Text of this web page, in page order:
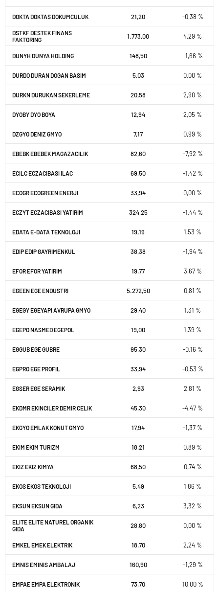
DOKTA DOKTAS DOKUMCULUK 21,20 -0,38 %
DSTKF DESTEK FINANS
FAKTORING
1.773,00 4,29 %
DUNYH DUNYA HOLDING 148,50 -1,66 %
DURDO DURAN DOGAN BASIM 5,03 0,00 %
DURKN DURUKAN SEKERLEME 20,58 2,90 %
DYOBY DYO BOYA 12,94 2,05 %
DZGYO DENIZ GMYO 7,17 0,99 %
EBEBK EBEBEK MAGAZACILIK 82,60 -7,92 %
ECILC ECZACIBASI ILAC 69,50 -1,42 %
ECOGR ECOGREEN ENERJI 33,94 0,00 %
ECZYT ECZACIBASI YATIRIM 324,25 -1,44 %
EDATA E-DATA TEKNOLOJI 19,19 1,53 %
EDIP EDIP GAYRIMENKUL 38,38 -1,94 %
EFOR EFOR YATIRIM 19,77 3,67 %
EGEEN EGE ENDUSTRI 5.272,50 0,81 %
EGEGY EGEYAPI AVRUPA GMYO 29,40 1,31 %
EGEPO NASMED EGEPOL 19,00 1,39 %
EGGUB EGE GUBRE 95,30 -0,16 %
EGPRO EGE PROFIL 33,94 -0,53 %
EGSER EGE SERAMIK 2,93 2,81 %
EKDMR EKINCILER DEMIR CELIK 45,30 -4,47 %
EKGYO EMLAK KONUT GMYO 17,94 -1,37 %
EKIM EKIM TURIZM 18,21 0,89 %
EKIZ EKIZ KIMYA 68,50 0,74 %
EKOS EKOS TEKNOLOJI 5,49 1,86 %
EKSUN EKSUN GIDA 6,23 3,32 %
ELITE ELITE NATUREL ORGANIK
GIDA
28,80 0,00 %
EMKEL EMEK ELEKTRIK 18,70 2,24 %
EMNIS EMINIS AMBALAJ 160,90 -1,29 %
EMPAE EMPA ELEKTRONIK 73,70 10,00 %